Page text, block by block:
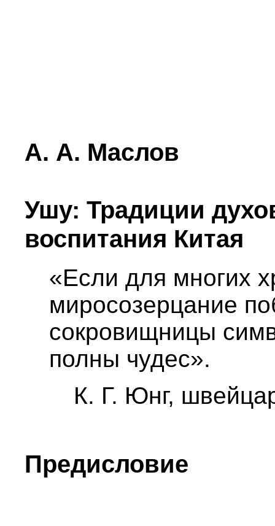
А. А. Маслов
Ушу: Традиции
воспитания Китая
«Если для многих
миросозерцание
сокровищницы
полны чудес».
К. Г. Юнг,
Предисловие